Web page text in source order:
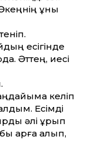
құны
есігінде
Әттең, иесі
келіп
Есімді
әлі ұрып
қарға алып,